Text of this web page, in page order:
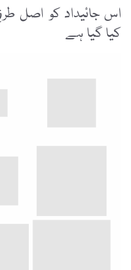
اس جائیداد کو اصل
کیا گیا ہے